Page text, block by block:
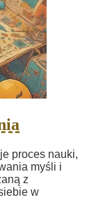
proces nauki,
myśli i
z
w